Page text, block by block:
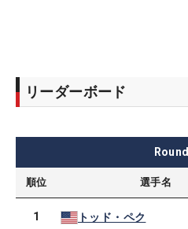
リーダーボード
Round
順位 選手名
1 トッド・ペク